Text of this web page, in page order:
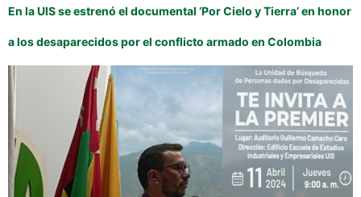
En la UIS se estrenó el documental ‘Por Cielo y Tierra’ en honor
a los desaparecidos por el conflicto armado en Colombia